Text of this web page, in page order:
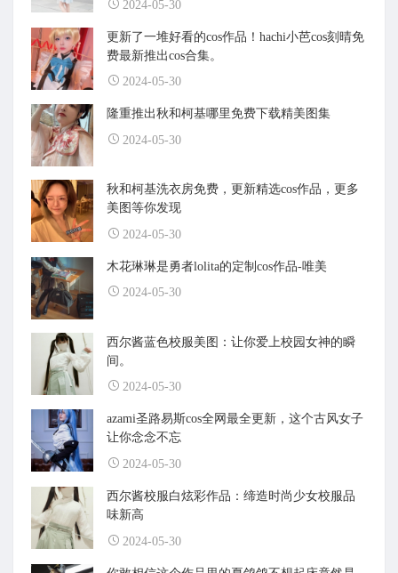
2024-05-30
更新了一堆好看的cos作品！hachi小芭cos刻晴免
费最新推出cos合集。
2024-05-30
隆重推出秋和柯基哪里免费下载精美图集
2024-05-30
秋和柯基洗衣房免费，更新精选cos作品，更多
美图等你发现
2024-05-30
木花琳琳是勇者lolita的定制cos作品-唯美
2024-05-30
西尔酱蓝色校服美图：让你爱上校园女神的瞬
间。
2024-05-30
azami圣路易斯cos全网最全更新，这个古风女子
让你念念不忘
2024-05-30
西尔酱校服白炫彩作品：缔造时尚少女校服品
味新高
2024-05-30